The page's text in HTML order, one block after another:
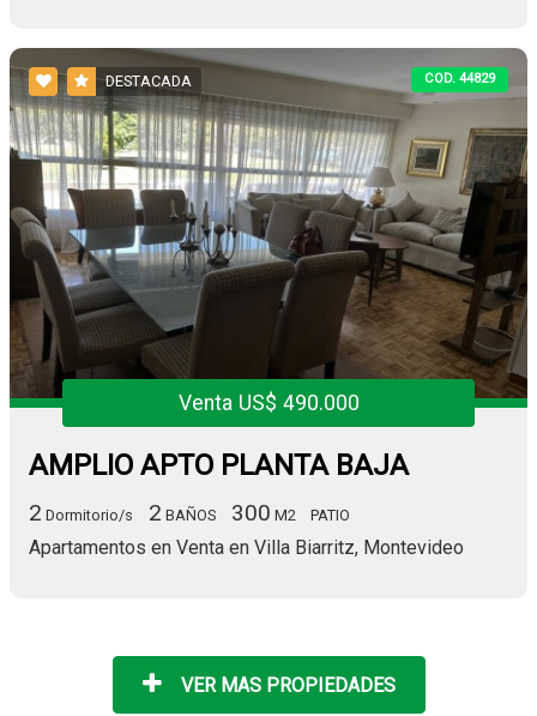
DESTACADA COD. 44829
Venta US$ 490.000
AMPLIO APTO PLANTA BAJA
2 Dormitorio/s 2 BAÑOS 300 M2 PATIO
Apartamentos en Venta en Villa Biarritz, Montevideo
VER MAS PROPIEDADES